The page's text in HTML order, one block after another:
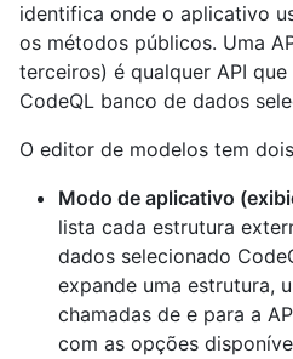
identifica onde o aplicativo
os métodos públicos. Uma
terceiros) é qualquer API
CodeQL banco de dados
O editor de modelos tem
Modo de aplicativo
lista cada estrutura
dados selecionado
expande uma estrutura,
chamadas de e para a
com as opções